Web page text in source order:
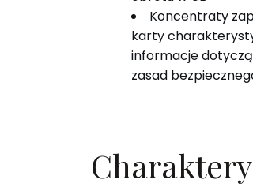
Koncentraty
karty
informacje
zasad